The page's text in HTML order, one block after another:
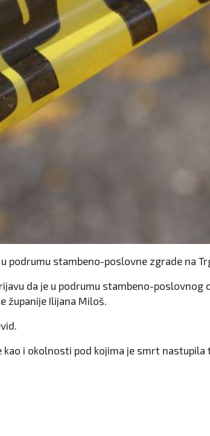
podrumu stambeno-poslovne zgrade na
da je u podrumu stambeno-
županije Ilijana Miloš.
i okolnosti pod kojima je smrt
Tivta